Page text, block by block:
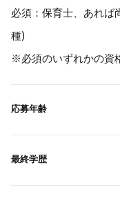
必須：保育士、あれば
種)
※必須のいずれかの資
応募年齢
最終学歴